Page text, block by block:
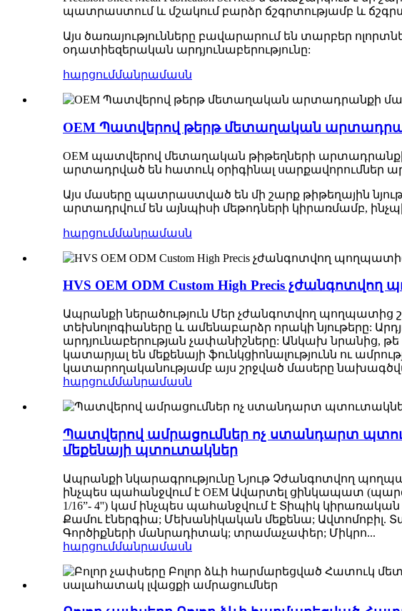
պատրաստում և մշակում բարձր ճշգրտությամբ և
Այս ծառայությունները բավարարում են տարբեր
օդատիեզերական արդյունաբերությունը:
հարցումմանրամասն
OEM Պատվերով թերթ մետաղական
OEM պատվերով մետաղական թիթեղների
արտադրված են հատուկ օրիգինալ սարքավորումներ
Այս մասերը պատրաստված են մի շարք թիթեղային
արտադրվում են այնպիսի մեթոդների կիրառմամբ,
հարցումմանրամասն
HVS OEM ODM Custom High Precis
Ապրանքի ներածություն Մեր չժանգոտվող
տեխնոլոգիաները և ամենաբարձր որակի նյութերը:
արդյունաբերության չափանիշները: Անկախ նրանից, թե
կատարյալ են մեքենայի ֆունկցիոնալությունն ու
կատարողականությամբ այս շրջված մասերը
հարցումմանրամասն
Պատվերով ամրացումներ ոչ ստանդարտ
մեքենայի պտուտակներ
Ապրանքի նկարագրությունը Նյութ Չժանգոտվող
ինչպես պահանջվում է OEM Ավարտել ցինկապատ
1/16”- 4'') կամ ինչպես պահանջվում է Տիպիկ
Քամու էներգիա; Մեխանիկական մեքենա; Ավտոմոբիլ.
Գործիքների մանրադիտակ; տրամաչափեր; Միկրո...
հարցումմանրամասն